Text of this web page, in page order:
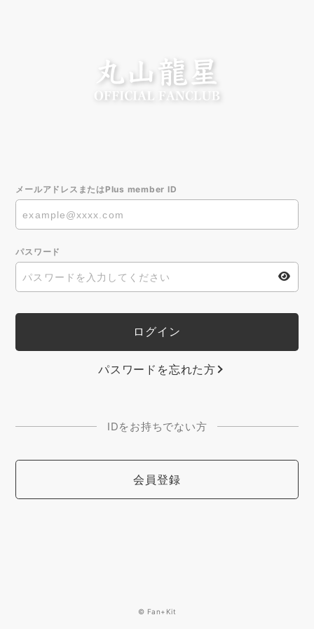
メールアドレスまたはPlus member ID
パスワード
パスワードを忘れた方
IDをお持ちでない方
会員登録
© Fan+Kit